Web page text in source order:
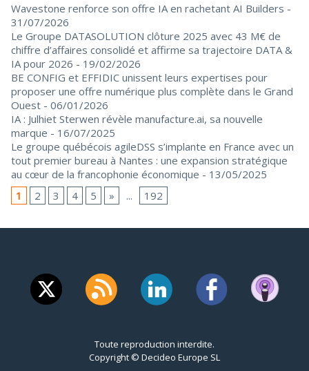
Wavestone renforce son offre IA en rachetant AI Builders -
31/07/2026
Le Groupe DATASOLUTION clôture 2025 avec 43 M€ de
chiffre d’affaires consolidé et affirme sa trajectoire DATA &
IA pour 2026 - 19/02/2026
BE CONFIG et EFFIDIC unissent leurs expertises pour
proposer une offre numérique plus complète dans le Grand
Ouest - 06/01/2026
IA : Julhiet Sterwen révèle manufacture.ai, sa nouvelle
marque - 16/07/2025
Le groupe québécois agileDSS s’implante en France avec un
tout premier bureau à Nantes : une expansion stratégique
au cœur de la francophonie économique - 13/05/2025
1
2 3 4 5 » ... 192
Toute reproduction interdite.
Copyright © Decideo Europe SL